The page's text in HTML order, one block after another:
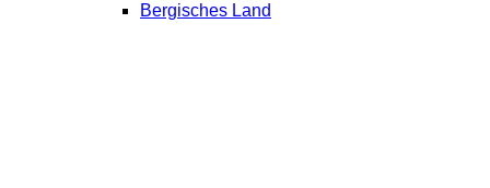
Bergisches Land